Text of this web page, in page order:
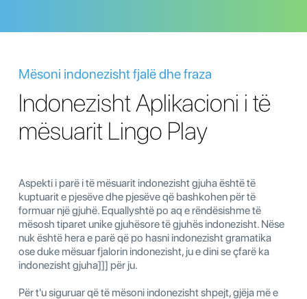
Mësoni indonezisht fjalë dhe fraza
Indonezisht Aplikacioni i të
mësuarit Lingo Play
Aspekti i parë i të mësuarit indonezisht gjuha është të
kuptuarit e pjesëve dhe pjesëve që bashkohen për të
formuar një gjuhë. Equallyshtë po aq e rëndësishme të
mësosh tiparet unike gjuhësore të gjuhës indonezisht. Nëse
nuk është hera e parë që po hasni indonezisht gramatika
ose duke mësuar fjalorin indonezisht, ju e dini se çfarë ka
indonezisht gjuha]]] për ju.
Për t'u siguruar që të mësoni indonezisht shpejt, gjëja më e